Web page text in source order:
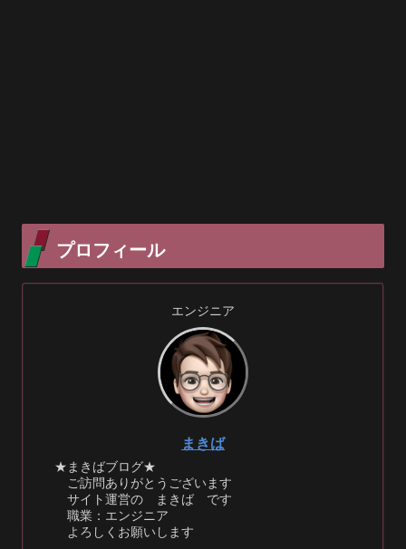
プロフィール
エンジニア
まきば
★まきばブログ★
ご訪問ありがとうございます
サイト運営の まきば です
職業：エンジニア
よろしくお願いします